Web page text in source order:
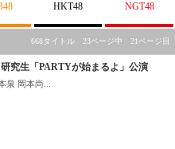
HKT48 NGT48
668タイトル 23ページ中 21ページ目
究生「PARTYが始まるよ」公演
泉 岡本尚...